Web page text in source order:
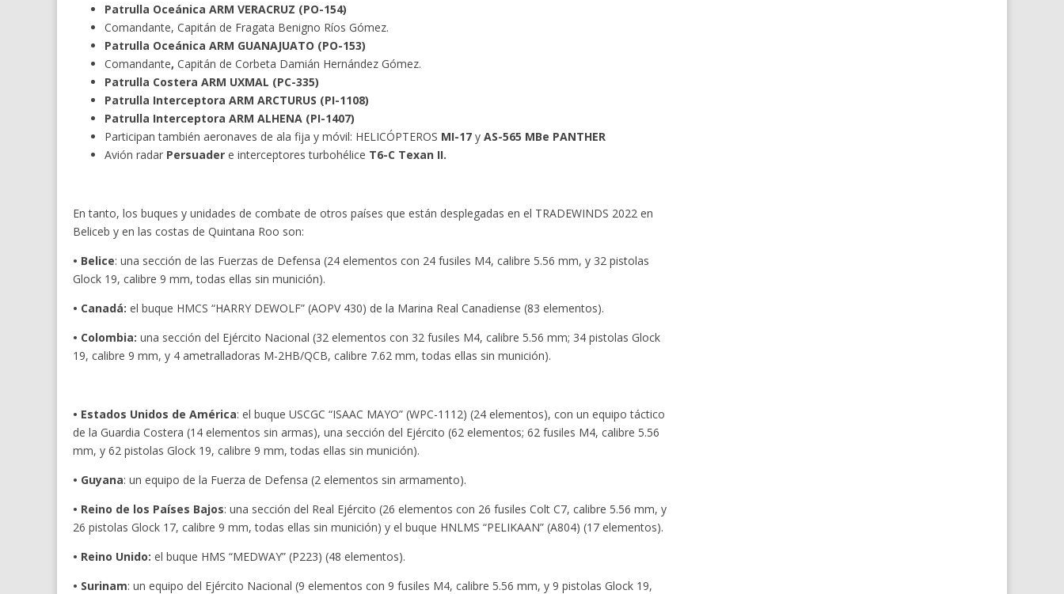
Patrulla Oceánica ARM VERACRUZ (PO-154)
Comandante, Capitán de Fragata Benigno Ríos Gómez.
Patrulla Oceánica ARM GUANAJUATO (PO-153)
Comandante, Capitán de Corbeta Damián Hernández Gómez.
Patrulla Costera ARM UXMAL (PC-335)
Patrulla Interceptora ARM ARCTURUS (PI-1108)
Patrulla Interceptora ARM ALHENA (PI-1407)
Participan también aeronaves de ala fija y móvil: HELICÓPTEROS MI-17 y AS-565 MBe PANTHER
Avión radar Persuader e interceptores turbohélice T6-C Texan II.
En tanto, los buques y unidades de combate de otros países que están desplegadas en el TRADEWINDS 2022 en
Beliceb y en las costas de Quintana Roo son:
• Belice: una sección de las Fuerzas de Defensa (24 elementos con 24 fusiles M4, calibre 5.56 mm, y 32 pistolas
Glock 19, calibre 9 mm, todas ellas sin munición).
• Canadá: el buque HMCS “HARRY DEWOLF” (AOPV 430) de la Marina Real Canadiense (83 elementos).
• Colombia: una sección del Ejército Nacional (32 elementos con 32 fusiles M4, calibre 5.56 mm; 34 pistolas Glock
19, calibre 9 mm, y 4 ametralladoras M-2HB/QCB, calibre 7.62 mm, todas ellas sin munición).
• Estados Unidos de América: el buque USCGC “ISAAC MAYO” (WPC-1112) (24 elementos), con un equipo táctico
de la Guardia Costera (14 elementos sin armas), una sección del Ejército (62 elementos; 62 fusiles M4, calibre 5.56
mm, y 62 pistolas Glock 19, calibre 9 mm, todas ellas sin munición).
• Guyana: un equipo de la Fuerza de Defensa (2 elementos sin armamento).
• Reino de los Países Bajos: una sección del Real Ejército (26 elementos con 26 fusiles Colt C7, calibre 5.56 mm, y
26 pistolas Glock 17, calibre 9 mm, todas ellas sin munición) y el buque HNLMS “PELIKAAN” (A804) (17 elementos).
• Reino Unido: el buque HMS “MEDWAY” (P223) (48 elementos).
• Surinam: un equipo del Ejército Nacional (9 elementos con 9 fusiles M4, calibre 5.56 mm, y 9 pistolas Glock 19,